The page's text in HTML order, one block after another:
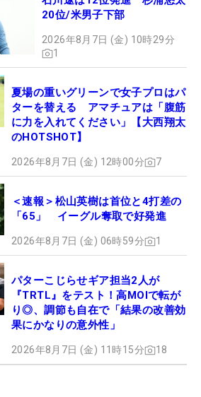
20位/米男子下部
2026年8月7日 (金) 10時29分
1
夏場の重いグリーンで女子プロはパ
ターを替える アマチュアは「腹筋
に力を入れてください」【大西翔太
のHOTSHOT】
2026年8月7日 (金) 12時00分 7
＜速報＞松山英樹は首位と4打差の
「65」 イーグル奪取で好発進
2026年8月7日 (金) 06時59分 1
パターこじらせギア担当2人が
『TRTL』をテスト！高MOIで転が
り◎、調節も自在で「結果の改善効
果にかなりの意外性」
2026年8月7日 (金) 11時15分 18